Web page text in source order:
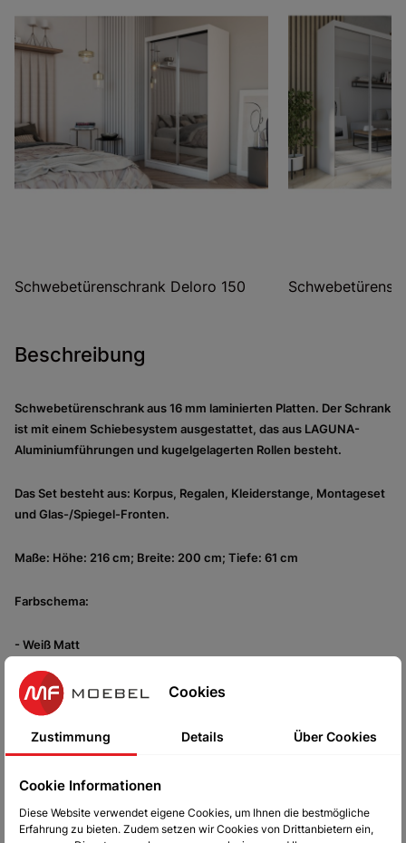
Schwebetürenschrank Deloro 150
Beschreibung
Schwebetürenschrank aus 16 mm laminierten Platten. Der Schrank
ist mit einem Schiebesystem ausgestattet, das aus LAGUNA-
Aluminiumführungen und kugelgelagerten Rollen besteht.
Das Set besteht aus: Korpus, Regalen, Kleiderstange, Montageset
und Glas-/Spiegel-Fronten.
Maße: Höhe: 216 cm; Breite: 200 cm; Tiefe: 61 cm
Farbschema:
- Weiß Matt
- Schwarz matt
- Sonoma Eiche
- Grafitgrau
Cookies
Zustimmung Details Über Cookies
Cookie Informationen
Diese Website verwendet eigene Cookies, um Ihnen die bestmögliche
Erfahrung zu bieten. Zudem setzen wir Cookies von Drittanbietern ein,